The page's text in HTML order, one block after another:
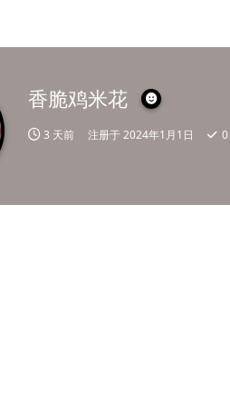
香脆鸡米花
3 天前 注册于2024年1月1日 0